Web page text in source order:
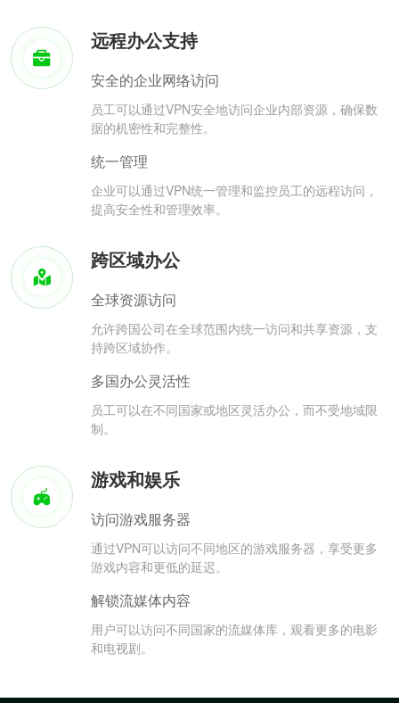
远程办公支持
安全的企业网络访问
员工可以通过VPN安全地访问企业内部资源，确保数
据的机密性和完整性。
统一管理
企业可以通过VPN统一管理和监控员工的远程访问，
提高安全性和管理效率。
跨区域办公
全球资源访问
允许跨国公司在全球范围内统一访问和共享资源，支
持跨区域协作。
多国办公灵活性
员工可以在不同国家或地区灵活办公，而不受地域限
制。
游戏和娱乐
访问游戏服务器
通过VPN可以访问不同地区的游戏服务器，享受更多
游戏内容和更低的延迟。
解锁流媒体内容
用户可以访问不同国家的流媒体库，观看更多的电影
和电视剧。